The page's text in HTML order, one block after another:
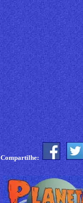
Compartilhe: